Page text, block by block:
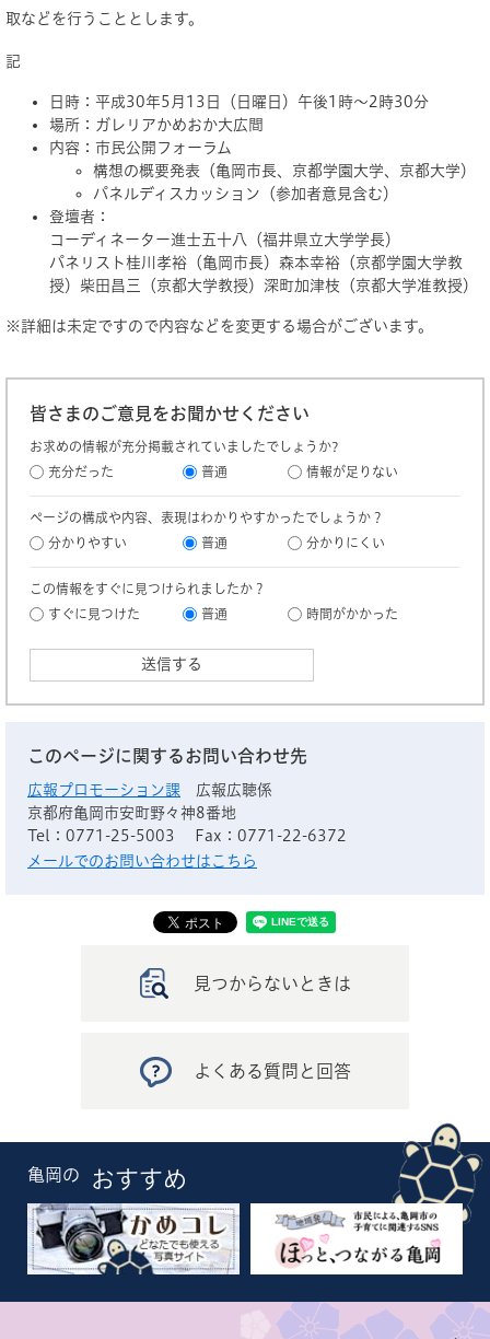
取などを行うこととします。
記
日時：平成30年5月13日（日曜日）午後1時～2時30分
場所：ガレリアかめおか大広間
内容：市民公開フォーラム
構想の概要発表（亀岡市長、京都学園大学、京都大学）
パネルディスカッション（参加者意見含む）
登壇者：
コーディネーター進士五十八（福井県立大学学長）
パネリスト桂川孝裕（亀岡市長）森本幸裕（京都学園大学教
授）柴田昌三（京都大学教授）深町加津枝（京都大学准教授）
※詳細は未定ですので内容などを変更する場合がございます。
皆さまのご意見をお聞かせください
お求めの情報が充分掲載されていましたでしょうか?
充分だった
普通 情報が足りない
ページの構成や内容、表現はわかりやすかったでしょうか？
分かりやすい
普通 分かりにくい
この情報をすぐに見つけられましたか？
すぐに見つけた
普通 時間がかかった
このページに関するお問い合わせ先
広報プロモーション課
広報広聴係
京都府亀岡市安町野々神8番地
Tel：0771-25-5003
Fax：0771-22-6372
メールでのお問い合わせはこちら
見つからないときは
よくある質問と回答
亀岡の おすすめ